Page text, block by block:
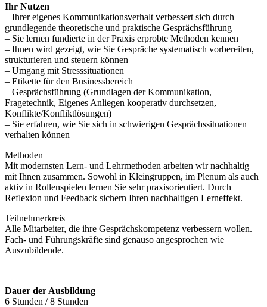
Ihr Nutzen
– Ihrer eigenes Kommunikationsverhalt verbessert sich durch
grundlegende theoretische und praktische Gesprächsführung
– Sie lernen fundierte in der Praxis erprobte Methoden kennen
– Ihnen wird gezeigt, wie Sie Gespräche systematisch vorbereiten,
strukturieren und steuern können
– Umgang mit Stresssituationen
– Etikette für den Businessbereich
– Gesprächsführung (Grundlagen der Kommunikation,
Fragetechnik, Eigenes Anliegen kooperativ durchsetzen,
Konflikte/Konfliktlösungen)
– Sie erfahren, wie Sie sich in schwierigen Gesprächssituationen
verhalten können
Methoden
Mit modernsten Lern- und Lehrmethoden arbeiten wir nachhaltig
mit Ihnen zusammen. Sowohl in Kleingruppen, im Plenum als auch
aktiv in Rollenspielen lernen Sie sehr praxisorientiert. Durch
Reflexion und Feedback sichern Ihren nachhaltigen Lerneffekt.
Teilnehmerkreis
Alle Mitarbeiter, die ihre Gesprächskompetenz verbessern wollen.
Fach- und Führungskräfte sind genauso angesprochen wie
Auszubildende.
Dauer der Ausbildung
6 Stunden / 8 Stunden